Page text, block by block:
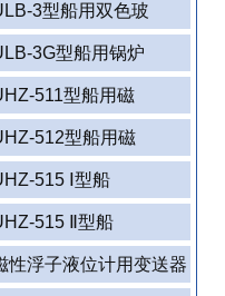
3型船用双色玻
3G型船用锅炉
511型船用磁
512型船用磁
515 Ⅰ型船
515 Ⅱ型船
性浮子液位计用变送器